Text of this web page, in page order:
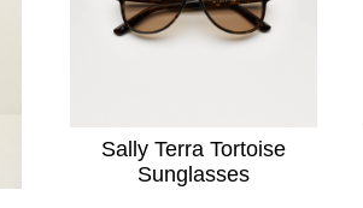
Sally Terra Tortoise
Sunglasses